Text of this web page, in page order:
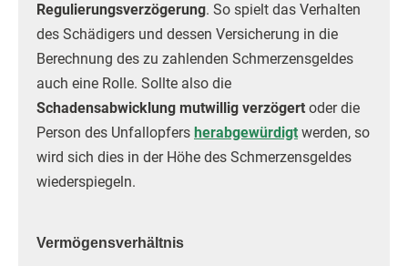
Regulierungsverzögerung. So spielt das Verhalten
des Schädigers und dessen Versicherung in die
Berechnung des zu zahlenden Schmerzensgeldes
auch eine Rolle. Sollte also die
Schadensabwicklung mutwillig verzögert oder die
Person des Unfallopfers herabgewürdigt werden, so
wird sich dies in der Höhe des Schmerzensgeldes
wiederspiegeln.
Vermögensverhältnis